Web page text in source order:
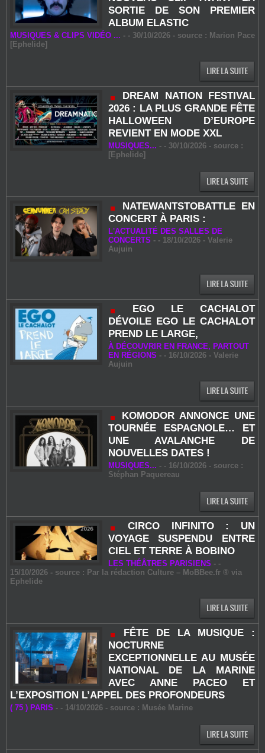
SORTIE DE SON PREMIER
ALBUM ELASTIC
MUSIQUES & CLIPS VIDÉO ... - - 30/10/2026 - source : Marion Pace
[Ephelide]
DREAM NATION FESTIVAL
2026 : LA PLUS GRANDE FÊTE
HALLOWEEN D’EUROPE
REVIENT EN MODE XXL
MUSIQUES... - - 30/10/2026 - source :
[Ephelide]
NATEWANTSTOBATTLE EN
CONCERT À PARIS :
L'ACTUALITÉ DES SALLES DE
CONCERTS - - 18/10/2026 - Valerie
Aujuin
EGO LE CACHALOT
DÉVOILE EGO LE CACHALOT
PREND LE LARGE,
À DÉCOUVRIR EN FRANCE, PARTOUT
EN RÉGIONS - - 16/10/2026 - Valerie
Aujuin
KOMODOR ANNONCE UNE
TOURNÉE ESPAGNOLE… ET
UNE AVALANCHE DE
NOUVELLES DATES !
MUSIQUES... - - 16/10/2026 - source :
Stéphan Paquereau
CIRCO INFINITO : UN
VOYAGE SUSPENDU ENTRE
CIEL ET TERRE À BOBINO
LES THÉÂTRES PARISIENS - -
15/10/2026 - source : Par la rédaction Culture – MoBBee.fr ® via
Ephelide
FÊTE DE LA MUSIQUE :
NOCTURNE
EXCEPTIONNELLE AU MUSÉE
NATIONAL DE LA MARINE
AVEC ANNE PACEO ET
L’EXPOSITION L’APPEL DES PROFONDEURS
( 75 ) PARIS - - 14/10/2026 - source : Musée Marine